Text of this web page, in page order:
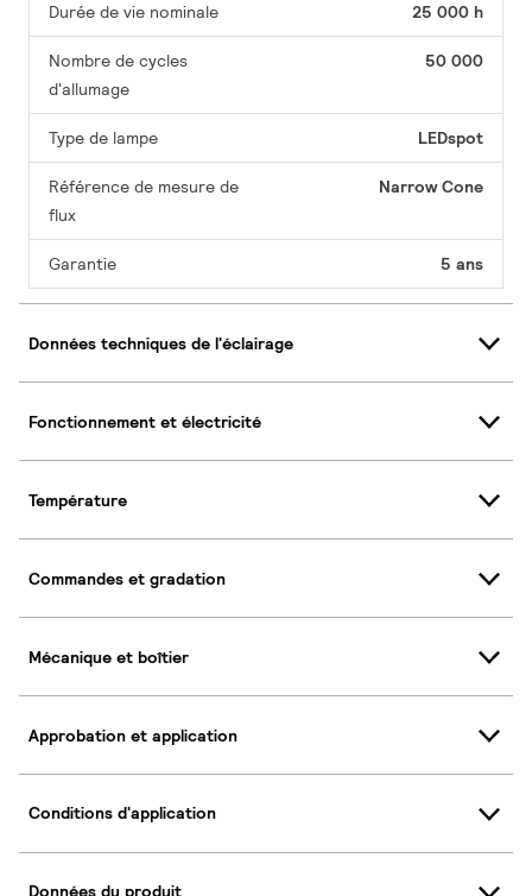
Durée de vie nominale 25 000 h
Nombre de cycles
d'allumage
50 000
Type de lampe LEDspot
Référence de mesure de
flux
Narrow Cone
Garantie 5 ans
Données techniques de l'éclairage
Fonctionnement et électricité
Température
Commandes et gradation
Mécanique et boîtier
Approbation et application
Conditions d'application